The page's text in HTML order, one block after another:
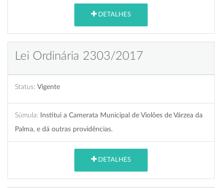
DETALHES
Lei Ordinária 2303/2017
Status: Vigente
Súmula: Institui a Camerata Municipal de Violões de Várzea da
Palma, e dá outras providências.
DETALHES